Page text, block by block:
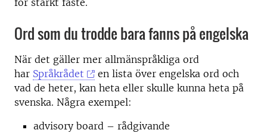
för starkt fäste.
Ord som du trodde bara fanns på engelska
När det gäller mer allmänspråkliga ord
har Språkrådet
en lista över engelska ord och
vad de heter, kan heta eller skulle kunna heta på
svenska. Några exempel:
advisory board – rådgivande